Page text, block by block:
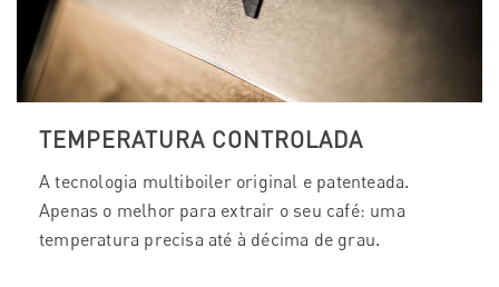
TEMPERATURA CONTROLADA
A tecnologia multiboiler original e patenteada.
Apenas o melhor para extrair o seu café: uma
temperatura precisa até à décima de grau.